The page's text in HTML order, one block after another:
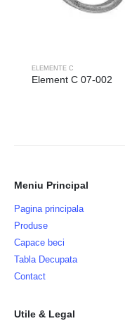
ELEMENTE C
Element C 07-002
Meniu Principal
Pagina principala
Produse
Capace beci
Tabla Decupata
Contact
Utile & Legal